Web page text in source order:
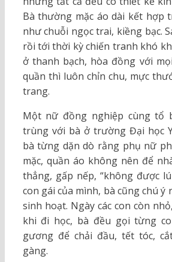
Bà thường mặc áo dài kết hợp
như chuỗi ngọc trai, kiềng bạc.
rồi tới thời kỳ chiến tranh khó
ở thanh bạch, hòa đồng với
quần thì luôn chỉn chu, mực
trang.
Một nữ đồng nghiệp cùng tổ
trùng với bà ở trường Đại học
bà từng dặn dò rằng phụ nữ
mặc, quần áo không nên để
thẳng, gấp nếp, “không được
con gái của mình, bà cũng chú ý
sinh hoạt. Ngày các con còn
khi đi học, bà đều gọi từng
gương để chải đầu, tết tóc,
gàng.